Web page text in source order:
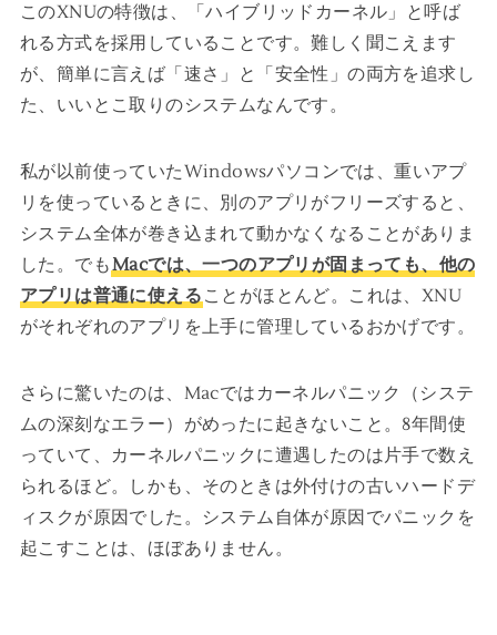
このXNUの特徴は、「ハイブリッドカーネル」と呼ば
れる方式を採用していることです。難しく聞こえます
が、簡単に言えば「速さ」と「安全性」の両方を追求し
た、いいとこ取りのシステムなんです。
私が以前使っていたWindowsパソコンでは、重いアプ
リを使っているときに、別のアプリがフリーズすると、
システム全体が巻き込まれて動かなくなることがありま
した。でもMacでは、一つのアプリが固まっても、他の
アプリは普通に使えることがほとんど。これは、XNU
がそれぞれのアプリを上手に管理しているおかげです。
さらに驚いたのは、Macではカーネルパニック（システ
ムの深刻なエラー）がめったに起きないこと。8年間使
っていて、カーネルパニックに遭遇したのは片手で数え
られるほど。しかも、そのときは外付けの古いハードデ
ィスクが原因でした。システム自体が原因でパニックを
起こすことは、ほぼありません。